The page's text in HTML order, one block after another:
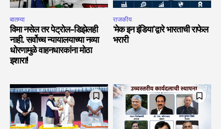
बातम्या
विमा नसेल तर पेट्रोल-डिझेलही
नाही. सर्वोच्च न्यायालयाच्या नव्या
धोरणामुळे वाहनधारकांना मोठा
इशारा!
राजकीय
‘मेक इन इंडिया’द्वारे भारताची राफेल
भरारी